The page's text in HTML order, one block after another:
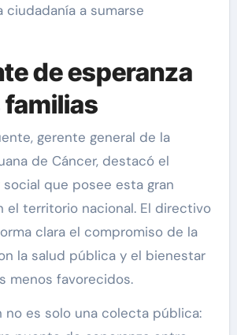
ciudadanía a sumarse
de esperanza
familias
gerente general de la
de Cáncer, destacó el
que posee esta gran
el territorio nacional. El directivo
clara el compromiso de la
la salud pública y el bienestar
menos favorecidos.
no es solo una colecta pública: